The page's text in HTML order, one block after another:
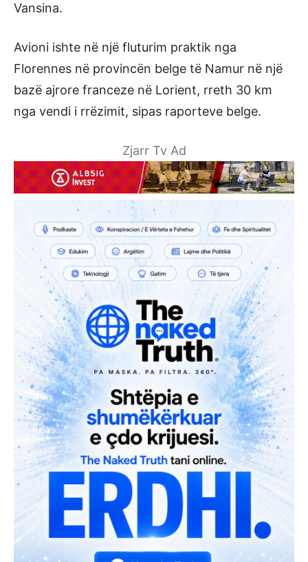
Vansina.
Avioni ishte në një fluturim praktik nga
Florennes në provincën belge të Namur në një
bazë ajrore franceze në Lorient, rreth 30 km
nga vendi i rrëzimit, sipas raporteve belge.
Zjarr Tv Ad